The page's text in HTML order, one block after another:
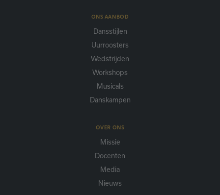
ONS AANBOD
Dansstijlen
Uurroosters
Wedstrijden
Workshops
Musicals
Danskampen
OVER ONS
Missie
Docenten
Media
Nieuws